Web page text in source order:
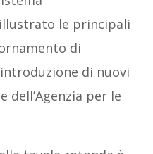
le principali
di
di nuovi
dell’Agenzia per le